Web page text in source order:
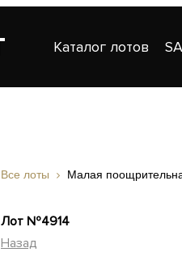
Каталог лотов
Все лоты Малая
Лот №4914
Назад